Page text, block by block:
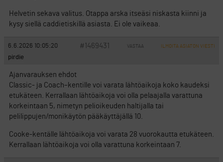
Helvetin sekava valitus. Otappa arska itseäsi niskasta kiinni ja
kysy siellä caddietiskillä asiasta. Ei ole vaikeaa.
6.6.2026 10:05:20 #1469431 VASTAA ILMOITA ASIATON VIESTI
pirdie
Ajanvarauksen ehdot
Classic- ja Coach–kentille voi varata lähtöaikoja koko kaudeksi
etukäteen. Kerrallaan lähtöaikoja voi olla pelaajalla varattuna
korkeintaan 5, nimetyn pelioikeuden haltijalla tai
pelilippujen/monikäytön pääkäyttäjällä 10.
Cooke-kentälle lähtöaikoja voi varata 28 vuorokautta etukäteen.
Kerrallaan lähtöaikoja voi olla varattuna korkeintaan 7.